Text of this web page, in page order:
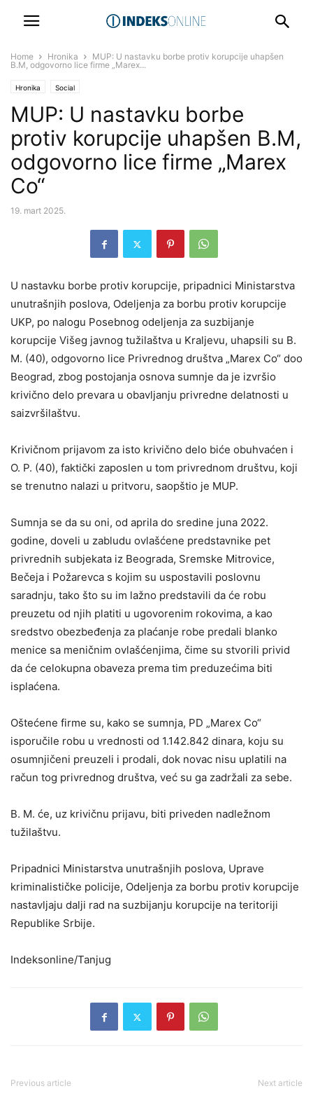
Home Hronika
MUP: U nastavku borbe protiv korupcije uhapšen
B.M, odgovorno lice firme „Marex...
Hronika Social
MUP: U nastavku borbe
protiv korupcije uhapšen B.M,
odgovorno lice firme „Marex
Co“
19. mart 2025.
U nastavku borbe protiv korupcije, pripadnici Ministarstva
unutrašnjih poslova, Odeljenja za borbu protiv korupcije
UKP, po nalogu Posebnog odeljenja za suzbijanje
korupcije Višeg javnog tužilaštva u Kraljevu, uhapsili su B.
M. (40), odgovorno lice Privrednog društva „Marex Co“ doo
Beograd, zbog postojanja osnova sumnje da je izvršio
krivično delo prevara u obavljanju privredne delatnosti u
saizvršilaštvu.
Krivičnom prijavom za isto krivično delo biće obuhvaćen i
O. P. (40), faktički zaposlen u tom privrednom društvu, koji
se trenutno nalazi u pritvoru, saopštio je MUP.
Sumnja se da su oni, od aprila do sredine juna 2022.
godine, doveli u zabludu ovlašćene predstavnike pet
privrednih subjekata iz Beograda, Sremske Mitrovice,
Bečeja i Požarevca s kojim su uspostavili poslovnu
saradnju, tako što su im lažno predstavili da će robu
preuzetu od njih platiti u ugovorenim rokovima, a kao
sredstvo obezbeđenja za plaćanje robe predali blanko
menice sa meničnim ovlašćenjima, čime su stvorili privid
da će celokupna obaveza prema tim preduzećima biti
isplaćena.
Oštećene firme su, kako se sumnja, PD „Marex Co“
isporučile robu u vrednosti od 1.142.842 dinara, koju su
osumnjičeni preuzeli i prodali, dok novac nisu uplatili na
račun tog privrednog društva, već su ga zadržali za sebe.
B. M. će, uz krivičnu prijavu, biti priveden nadležnom
tužilaštvu.
Pripadnici Ministarstva unutrašnjih poslova, Uprave
kriminalističke policije, Odeljenja za borbu protiv korupcije
nastavljaju dalji rad na suzbijanju korupcije na teritoriji
Republike Srbije.
Indeksonline/Tanjug
Previous article Next article